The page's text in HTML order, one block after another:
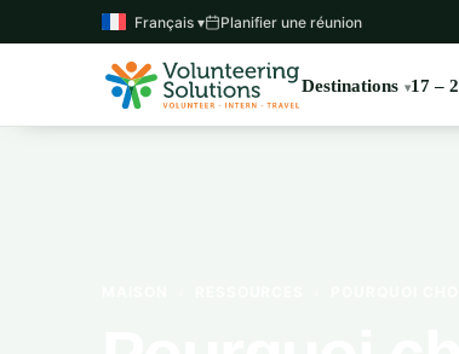
Français ▾ Planifier une réunion
Destinations 17 –